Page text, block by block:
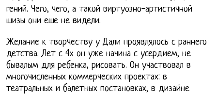
гений. Чего, чего, а такой виртуозно-артистичной
шизы они еще не видели.
Желание к творчеству у Дали проявлялось с раннего
детства. Лет с 4х он уже начина с усердием, не
бывалым для ребенка, рисовать. Он участвовал в
многочисленных коммерческих проектах: в
театральных и балетных постановках, в дизайне